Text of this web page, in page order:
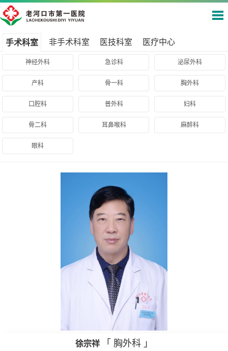
手术科室 非手术科室 医技科室 医疗中心
神经外科 急诊科 泌尿外科
产科 骨一科 胸外科
口腔科 普外科 妇科
骨二科 耳鼻喉科 麻醉科
眼科
徐宗祥 「 胸外科 」